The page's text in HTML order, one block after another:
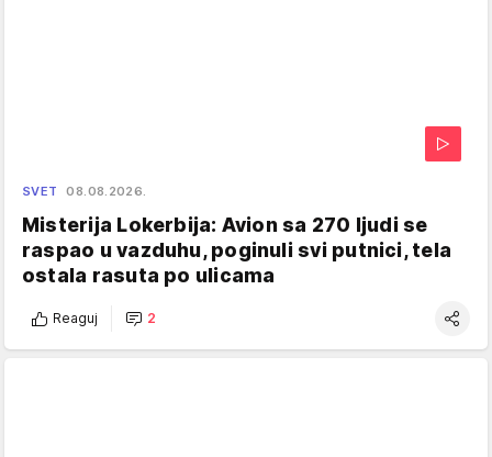
SVET 08.08.2026.
Misterija Lokerbija: Avion sa 270 ljudi se
raspao u vazduhu, poginuli svi putnici, tela
ostala rasuta po ulicama
Reaguj 2